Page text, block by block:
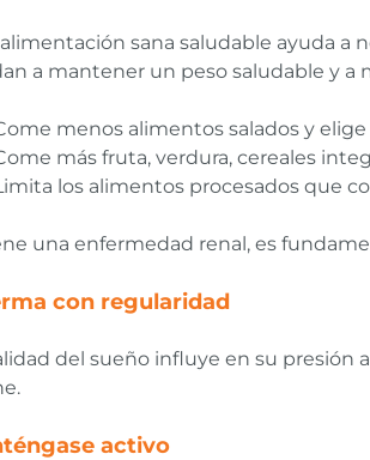
sana saludable ayuda a
a mantener un peso saludable y a
menos alimentos salados y
más fruta, verdura, cereales
los alimentos procesados que
una enfermedad renal, es
con regularidad
del sueño influye en su presión
activo